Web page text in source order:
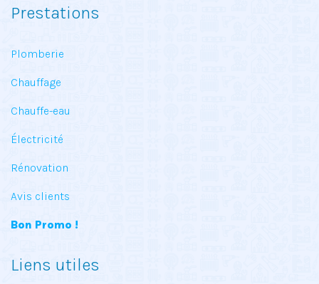
Prestations
Plomberie
Chauffage
Chauffe-eau
Électricité
Rénovation
Avis clients
Bon Promo !
Liens utiles